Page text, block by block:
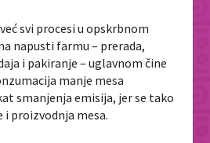
svi procesi u opskrbnom
napusti farmu – prerada,
i pakiranje – uglavnom čine
manje mesa
smanjenja emisija, jer se tako
proizvodnja mesa.